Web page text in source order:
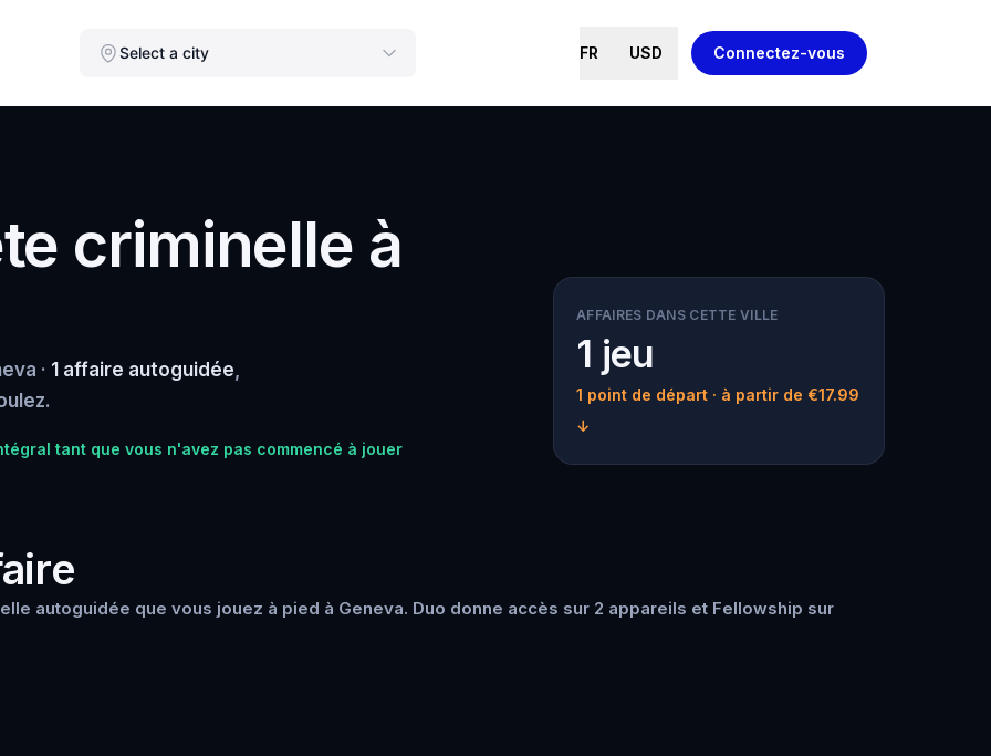
Select a city FR USD Connectez-vous
criminelle à
· 1 affaire autoguidée,
tant que vous n'avez pas commencé à jouer
AFFAIRES DANS CETTE VILLE
1 jeu
1 point de départ · à partir de €17.99
↓
autoguidée que vous jouez à pied à Geneva. Duo donne accès sur 2 appareils et Fellowship sur